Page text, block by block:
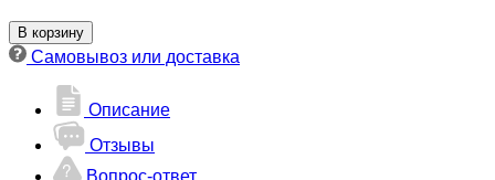
EU-
S
В корзину
Самовывоз или доставка
Описание
Отзывы
Вопрос-ответ